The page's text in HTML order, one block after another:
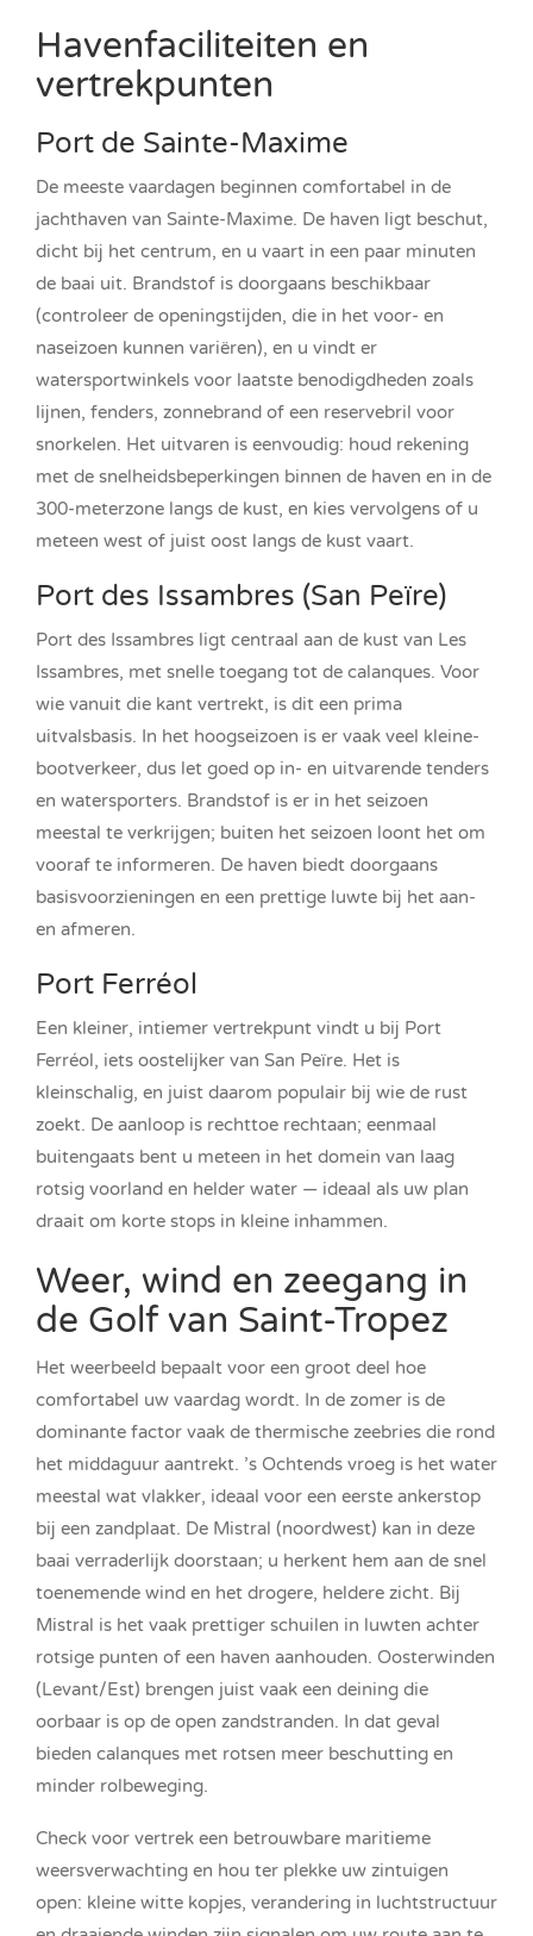
Havenfaciliteiten en
vertrekpunten
Port de Sainte-Maxime
De meeste vaardagen beginnen comfortabel in de
jachthaven van Sainte-Maxime. De haven ligt beschut,
dicht bij het centrum, en u vaart in een paar minuten
de baai uit. Brandstof is doorgaans beschikbaar
(controleer de openingstijden, die in het voor- en
naseizoen kunnen variëren), en u vindt er
watersportwinkels voor laatste benodigdheden zoals
lijnen, fenders, zonnebrand of een reservebril voor
snorkelen. Het uitvaren is eenvoudig: houd rekening
met de snelheidsbeperkingen binnen de haven en in de
300-meterzone langs de kust, en kies vervolgens of u
meteen west of juist oost langs de kust vaart.
Port des Issambres (San Peïre)
Port des Issambres ligt centraal aan de kust van Les
Issambres, met snelle toegang tot de calanques. Voor
wie vanuit die kant vertrekt, is dit een prima
uitvalsbasis. In het hoogseizoen is er vaak veel kleine-
bootverkeer, dus let goed op in- en uitvarende tenders
en watersporters. Brandstof is er in het seizoen
meestal te verkrijgen; buiten het seizoen loont het om
vooraf te informeren. De haven biedt doorgaans
basisvoorzieningen en een prettige luwte bij het aan-
en afmeren.
Port Ferréol
Een kleiner, intiemer vertrekpunt vindt u bij Port
Ferréol, iets oostelijker van San Peïre. Het is
kleinschalig, en juist daarom populair bij wie de rust
zoekt. De aanloop is rechttoe rechtaan; eenmaal
buitengaats bent u meteen in het domein van laag
rotsig voorland en helder water — ideaal als uw plan
draait om korte stops in kleine inhammen.
Weer, wind en zeegang in
de Golf van Saint-Tropez
Het weerbeeld bepaalt voor een groot deel hoe
comfortabel uw vaardag wordt. In de zomer is de
dominante factor vaak de thermische zeebries die rond
het middaguur aantrekt. ’s Ochtends vroeg is het water
meestal wat vlakker, ideaal voor een eerste ankerstop
bij een zandplaat. De Mistral (noordwest) kan in deze
baai verraderlijk doorstaan; u herkent hem aan de snel
toenemende wind en het drogere, heldere zicht. Bij
Mistral is het vaak prettiger schuilen in luwten achter
rotsige punten of een haven aanhouden. Oosterwinden
(Levant/Est) brengen juist vaak een deining die
oorbaar is op de open zandstranden. In dat geval
bieden calanques met rotsen meer beschutting en
minder rolbeweging.
Check voor vertrek een betrouwbare maritieme
weersverwachting en hou ter plekke uw zintuigen
open: kleine witte kopjes, verandering in luchtstructuur